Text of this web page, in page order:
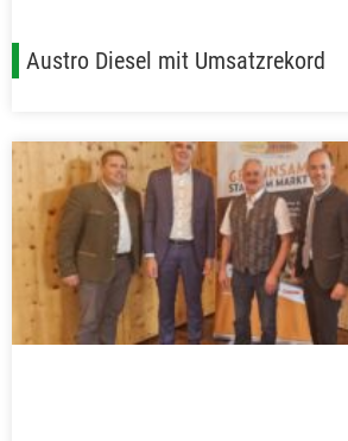
Austro Diesel mit Umsatzrekord